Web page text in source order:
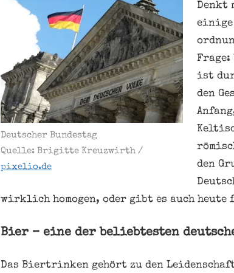
Deutscher Bundestag
Quelle: Brigitte Kreuzwirth /
pixelio.de
Denkt
einige
Frage:
ist
den
den
wirklich homogen, oder gibt es auch heute
Bier – eine der beliebtesten
Das Biertrinken gehört zu den